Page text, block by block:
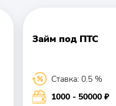
Займ под ПТС
Ставка: 0.5 %
1000 - 50000 ₽